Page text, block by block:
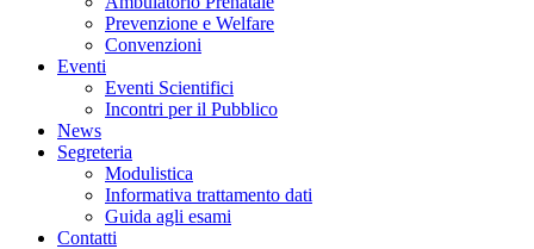
Prevenzione e Welfare
Convenzioni
Eventi
Eventi Scientifici
Incontri per il Pubblico
News
Segreteria
Modulistica
Informativa trattamento dati
Guida agli esami
Contatti